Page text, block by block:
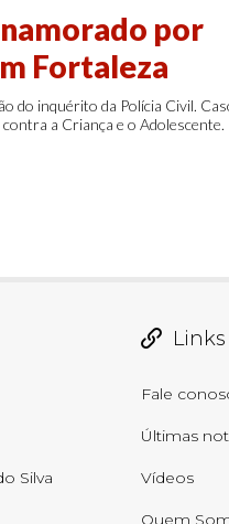
por
Fortaleza
do inquérito da Polícia Civil.
a Criança e o Adolescente.
Silva
Links
Fale
Últimas
Vídeos
Quem